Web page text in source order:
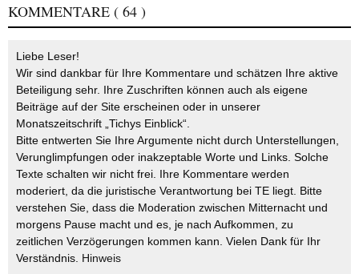
KOMMENTARE ( 64 )
Liebe Leser!
Wir sind dankbar für Ihre Kommentare und schätzen Ihre aktive
Beteiligung sehr. Ihre Zuschriften können auch als eigene
Beiträge auf der Site erscheinen oder in unserer
Monatszeitschrift „Tichys Einblick“.
Bitte entwerten Sie Ihre Argumente nicht durch Unterstellungen,
Verunglimpfungen oder inakzeptable Worte und Links. Solche
Texte schalten wir nicht frei. Ihre Kommentare werden
moderiert, da die juristische Verantwortung bei TE liegt. Bitte
verstehen Sie, dass die Moderation zwischen Mitternacht und
morgens Pause macht und es, je nach Aufkommen, zu
zeitlichen Verzögerungen kommen kann. Vielen Dank für Ihr
Verständnis. Hinweis